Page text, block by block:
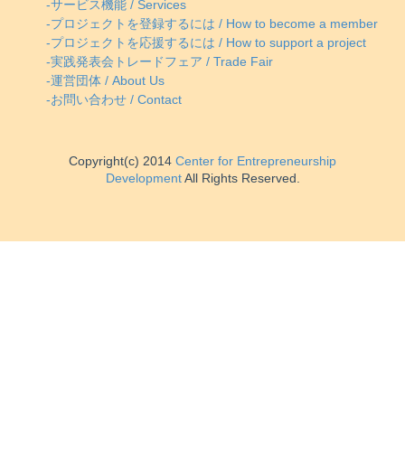
-サービス機能 / Services
-プロジェクトを登録するには / How to become a member
-プロジェクトを応援するには / How to support a project
-実践発表会トレードフェア / Trade Fair
-運営団体 / About Us
-お問い合わせ / Contact
Copyright(c) 2014 Center for Entrepreneurship
DevelopmentAll Rights Reserved.